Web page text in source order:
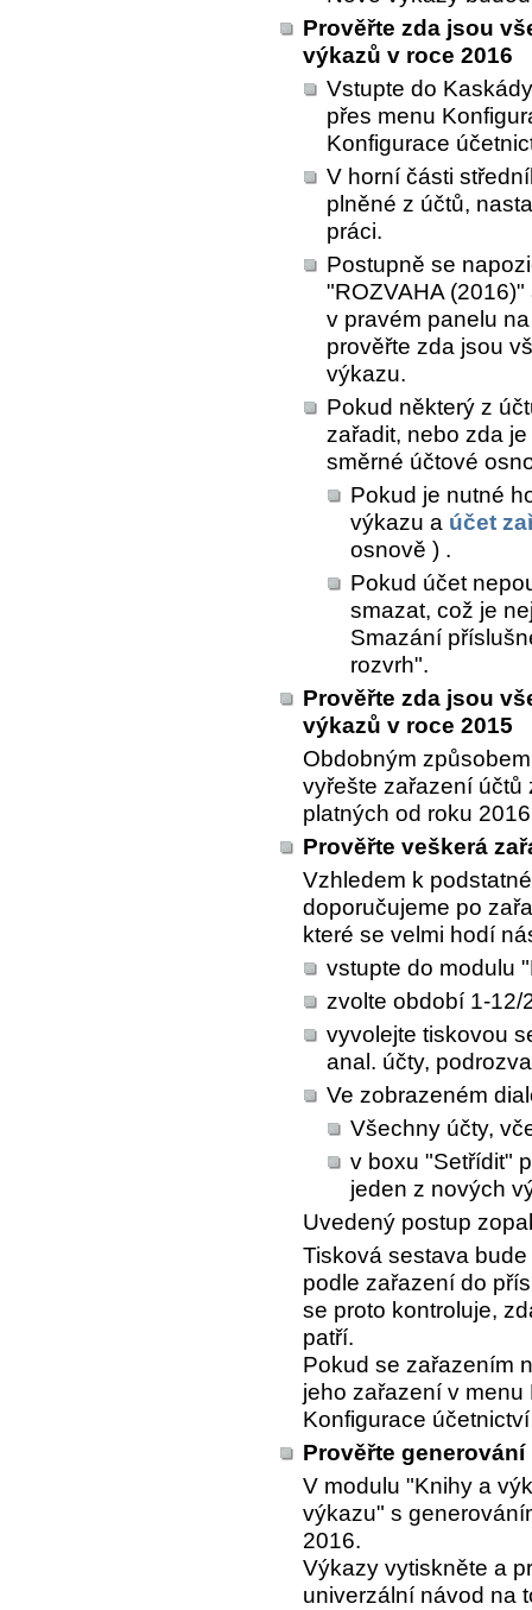
Prověřte zda jsou
výkazů v roce 2016
Vstupte do
přes menu
Konfigurace
V horní části
plněné z účtů,
práci.
Postupně se
"ROZVAHA
v pravém panelu
prověřte zda jsou
výkazu.
Pokud některý z
zařadit, nebo zda
směrné účtové
Pokud je nutné
výkazu a účet
osnově ) .
Pokud účet
smazat, což je
Smazání
rozvrh".
Prověřte zda jsou
výkazů v roce 2015
Obdobným
vyřešte zařazení
platných od roku
Prověřte veškerá
Vzhledem k
doporučujeme po
které se velmi hodí
vstupte do modulu
zvolte období 1-12/
vyvolejte tiskovou
anal. účty,
Ve zobrazeném
Všechny účty,
v boxu "Setřídit"
jeden z nových
Uvedený postup
Tisková sestava
podle zařazení do
se proto kontroluje,
patří.
Pokud se zařazením
jeho zařazení v menu
Konfigurace
Prověřte
V modulu "Knihy a
výkazu" s
2016.
Výkazy vytiskněte a
univerzální návod na